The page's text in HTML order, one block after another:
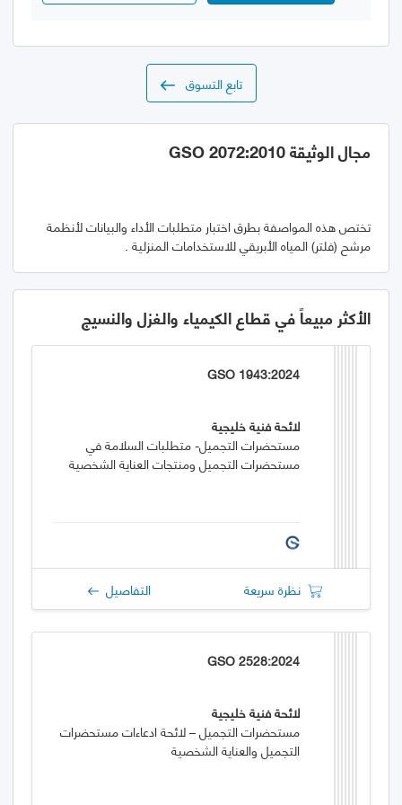
تابع التسوق
مجال الوثيقة GSO 2072:2010
تختص هذه المواصفة بطرق اختبار متطلبات الأداء والبيانات لأنظمة
مرشح (فلتر) المياه الأبريقي للاستخدامات المنزلية .
الأكثر مبيعاً في قطاع الكيمياء والغزل والنسيج
GSO 1943:2024
لائحة فنية خليجية
مستحضرات التجميل- متطلبات السلامة في
مستحضرات التجميل ومنتجات العناية الشخصية
نظرة سريعة التفاصيل
GSO 2528:2024
لائحة فنية خليجية
مستحضرات التجميل – لائحة ادعاءات مستحضرات
التجميل والعناية الشخصية